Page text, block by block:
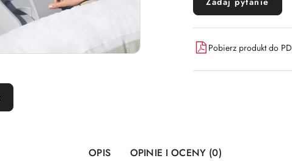
Pobierz produkt do
OPIS OPINIE I OCENY (0)